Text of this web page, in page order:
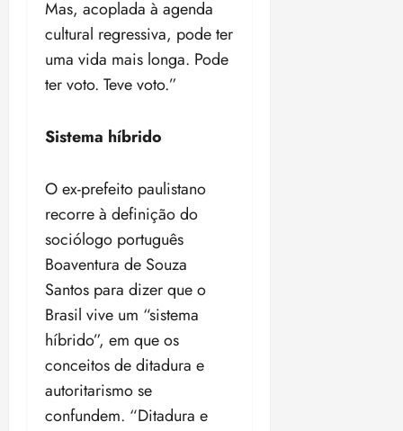
Mas, acoplada à agenda
cultural regressiva, pode ter
uma vida mais longa. Pode
ter voto. Teve voto.”
Sistema híbrido
O ex-prefeito paulistano
recorre à definição do
sociólogo português
Boaventura de Souza
Santos para dizer que o
Brasil vive um “sistema
híbrido”, em que os
conceitos de ditadura e
autoritarismo se
confundem. “Ditadura e